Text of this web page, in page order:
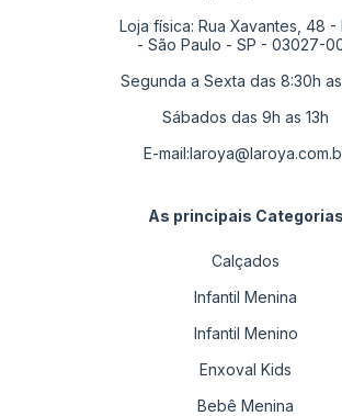
Loja física: Rua Xavantes, 48 -
- São Paulo - SP - 03027-
Segunda a Sexta das 8:30h as
Sábados das 9h as 13h
E-mail:
As principais Categorias
Calçados
Infantil Menina
Infantil Menino
Enxoval Kids
Bebê Menina